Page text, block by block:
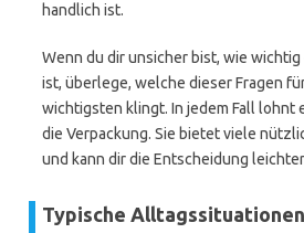
handlich ist.
Wenn du dir unsicher bist, wie wichtig
ist, überlege, welche dieser Fragen
wichtigsten klingt. In jedem Fall lohnt
die Verpackung. Sie bietet viele
und kann dir die Entscheidung
Typische